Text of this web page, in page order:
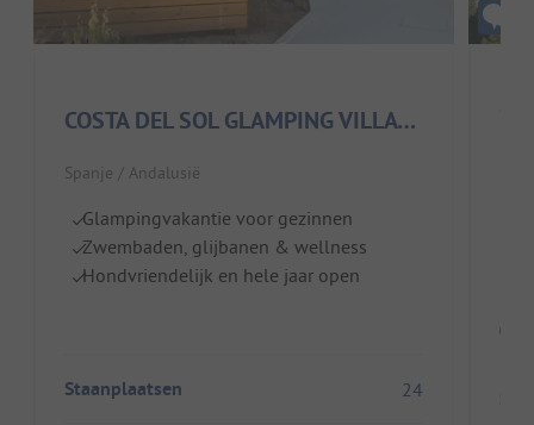
COSTA DEL SOL GLAMPING VILLAGE
Spanje / Andalusië
Glampingvakantie voor gezinnen
Zwembaden, glijbanen & wellness
Hondvriendelijk en hele jaar open
Staanplaatsen 24